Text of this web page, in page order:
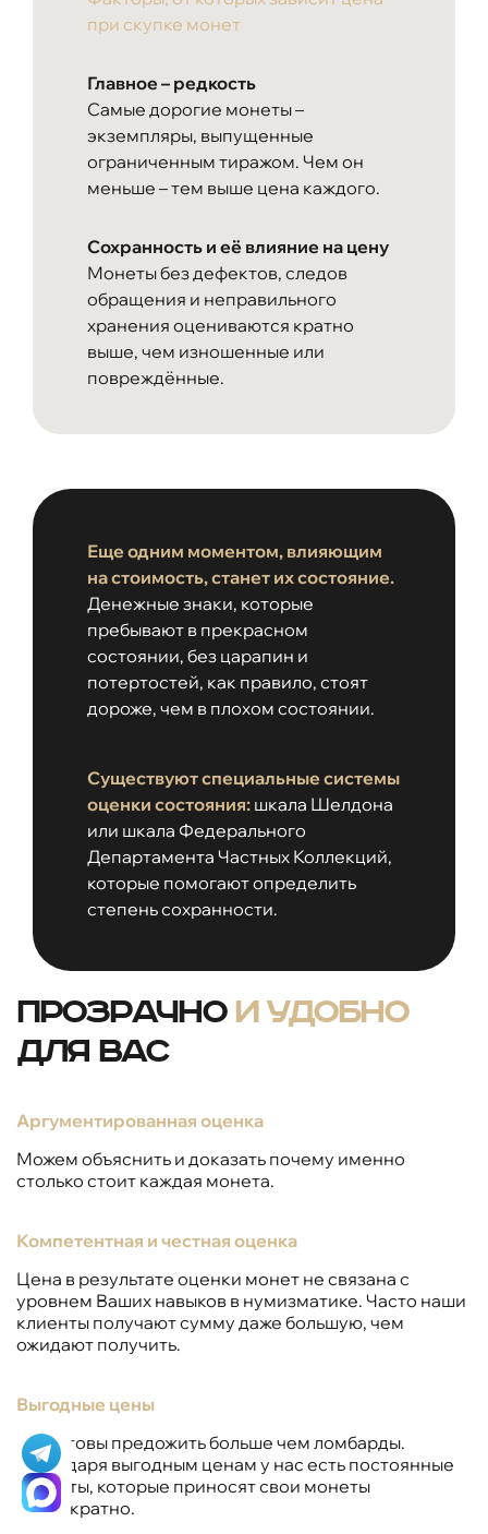
при скупке монет
Главное – редкость
Самые дорогие монеты –
экземпляры, выпущенные
ограниченным тиражом. Чем он
меньше – тем выше цена каждого.
Сохранность и её влияние на цену
Монеты без дефектов, следов
обращения и неправильного
хранения оцениваются кратно
выше, чем изношенные или
повреждённые.
Еще одним моментом, влияющим
на стоимость, станет их состояние.
Денежные знаки, которые
пребывают в прекрасном
состоянии, без царапин и
потертостей, как правило, стоят
дороже, чем в плохом состоянии.
Существуют специальные системы
оценки состояния: шкала Шелдона
или шкала Федерального
Департамента Частных Коллекций,
которые помогают определить
степень сохранности.
Прозрачно и удобно
для вас
Аргументированная оценка
Можем объяснить и доказать почему именно
столько стоит каждая монета.
Компетентная и честная оценка
Цена в результате оценки монет не связана с
уровнем Ваших навыков в нумизматике. Часто наши
клиенты получают сумму даже большую, чем
ожидают получить.
Выгодные цены
Мы готовы предожить больше чем ломбарды.
Благодаря выгодным ценам у нас есть постоянные
клиенты, которые приносят свои монеты
многократно.